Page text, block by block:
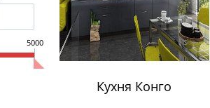
5000
Кухня Конго